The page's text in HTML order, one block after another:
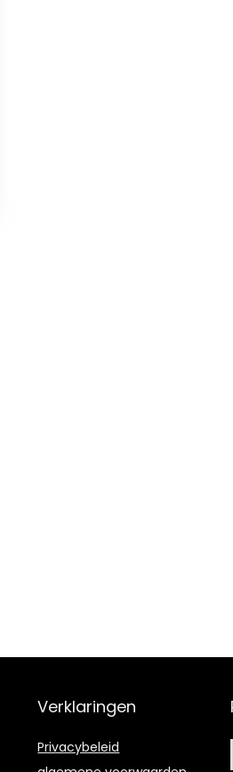
Verklaringen
Privacybeleid